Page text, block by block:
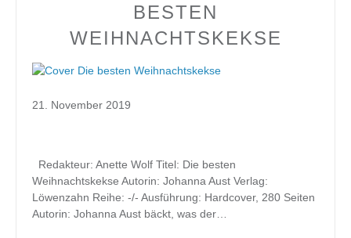
BESTEN
WEIHNACHTSKEKSE
21. November 2019
Redakteur: Anette Wolf Titel: Die besten
Weihnachtskekse Autorin: Johanna Aust Verlag:
Löwenzahn Reihe: -/- Ausführung: Hardcover, 280 Seiten
Autorin: Johanna Aust bäckt, was der…